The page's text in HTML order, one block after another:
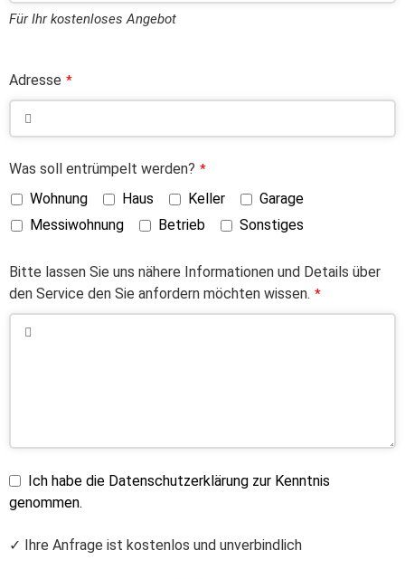
Für Ihr kostenloses Angebot
Adresse *
Was soll entrümpelt werden? *
Wohnung Haus Keller
Garage
Messiwohnung
Betrieb Sonstiges
Bitte lassen Sie uns nähere Informationen und Details über
den Service den Sie anfordern möchten wissen. *
Ich habe die Datenschutzerklärung zur Kenntnis
genommen.
✓ Ihre Anfrage ist kostenlos und unverbindlich